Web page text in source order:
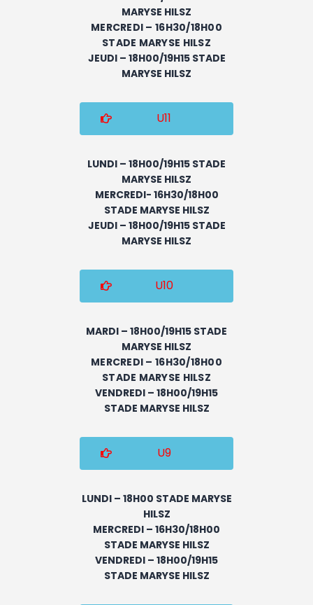
MARYSE HILSZ
MERCREDI – 16H30/18H00
STADE MARYSE HILSZ
JEUDI – 18H00/19H15 STADE
MARYSE HILSZ
U11
LUNDI – 18H00/19H15 STADE
MARYSE HILSZ
MERCREDI- 16H30/18H00
STADE MARYSE HILSZ
JEUDI – 18H00/19H15 STADE
MARYSE HILSZ
U10
MARDI – 18H00/19H15 STADE
MARYSE HILSZ
MERCREDI – 16H30/18H00
STADE MARYSE HILSZ
VENDREDI – 18H00/19H15
STADE MARYSE HILSZ
U9
LUNDI – 18H00 STADE MARYSE
HILSZ
MERCREDI – 16H30/18H00
STADE MARYSE HILSZ
VENDREDI – 18H00/19H15
STADE MARYSE HILSZ